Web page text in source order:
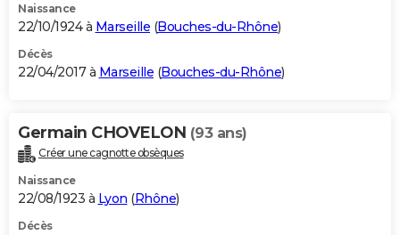
Naissance
22/10/1924 à Marseille (Bouches-du-Rhône)
Décès
22/04/2017 à Marseille (Bouches-du-Rhône)
Germain CHOVELON (93 ans)
Créer une cagnotte obsèques
Naissance
22/08/1923 à Lyon (Rhône)
Décès